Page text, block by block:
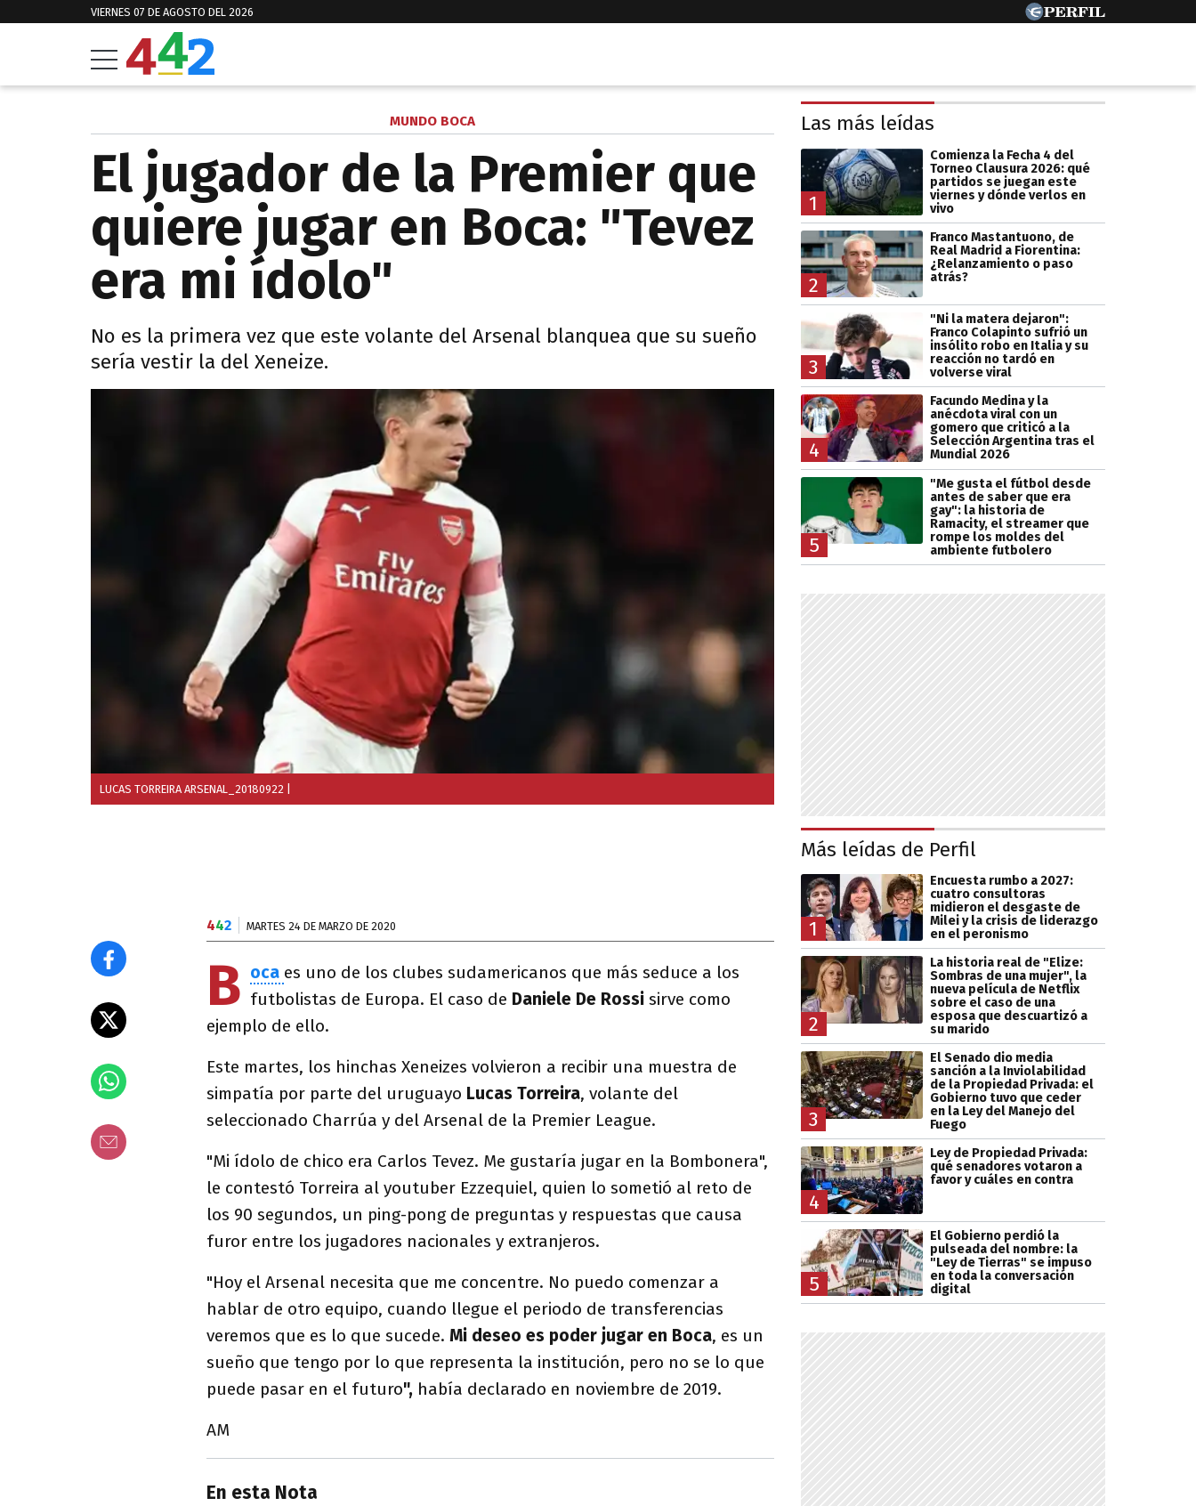
VIERNES 07 DE AGOSTO DEL 2026
MUNDO BOCA
El jugador de la Premier que
quiere jugar en Boca: "Tevez
era mi ídolo"
No es la primera vez que este volante del Arsenal blanquea que su sueño
sería vestir la del Xeneize.
LUCAS TORREIRA ARSENAL_20180922
442 MARTES 24 DE MARZO DE 2020
B oca es uno de los clubes sudamericanos que más seduce a los
futbolistas de Europa. El caso de Daniele De Rossi sirve como
ejemplo de ello.
Este martes, los hinchas Xeneizes volvieron a recibir una muestra de
simpatía por parte del uruguayo Lucas Torreira, volante del
seleccionado Charrúa y del Arsenal de la Premier League.
"Mi ídolo de chico era Carlos Tevez. Me gustaría jugar en la Bombonera",
le contestó Torreira al youtuber Ezzequiel, quien lo sometió al reto de
los 90 segundos, un ping-pong de preguntas y respuestas que causa
furor entre los jugadores nacionales y extranjeros.
"Hoy el Arsenal necesita que me concentre. No puedo comenzar a
hablar de otro equipo, cuando llegue el periodo de transferencias
veremos que es lo que sucede. Mi deseo es poder jugar en Boca, es un
sueño que tengo por lo que representa la institución, pero no se lo que
puede pasar en el futuro", había declarado en noviembre de 2019.
AM
En esta Nota
Las más leídas
1
Comienza la Fecha 4 del
Torneo Clausura 2026: qué
partidos se juegan este
viernes y dónde verlos en
vivo
2
Franco Mastantuono, de
Real Madrid a Fiorentina:
¿Relanzamiento o paso
atrás?
3
"Ni la matera dejaron":
Franco Colapinto sufrió un
insólito robo en Italia y su
reacción no tardó en
volverse viral
4
Facundo Medina y la
anécdota viral con un
gomero que criticó a la
Selección Argentina tras el
Mundial 2026
5
"Me gusta el fútbol desde
antes de saber que era
gay": la historia de
Ramacity, el streamer que
rompe los moldes del
ambiente futbolero
Más leídas de Perfil
1
Encuesta rumbo a 2027:
cuatro consultoras
midieron el desgaste de
Milei y la crisis de liderazgo
en el peronismo
2
La historia real de "Elize:
Sombras de una mujer", la
nueva película de Netflix
sobre el caso de una
esposa que descuartizó a
su marido
3
El Senado dio media
sanción a la Inviolabilidad
de la Propiedad Privada: el
Gobierno tuvo que ceder
en la Ley del Manejo del
Fuego
4
Ley de Propiedad Privada:
qué senadores votaron a
favor y cuáles en contra
5
El Gobierno perdió la
pulseada del nombre: la
"Ley de Tierras" se impuso
en toda la conversación
digital